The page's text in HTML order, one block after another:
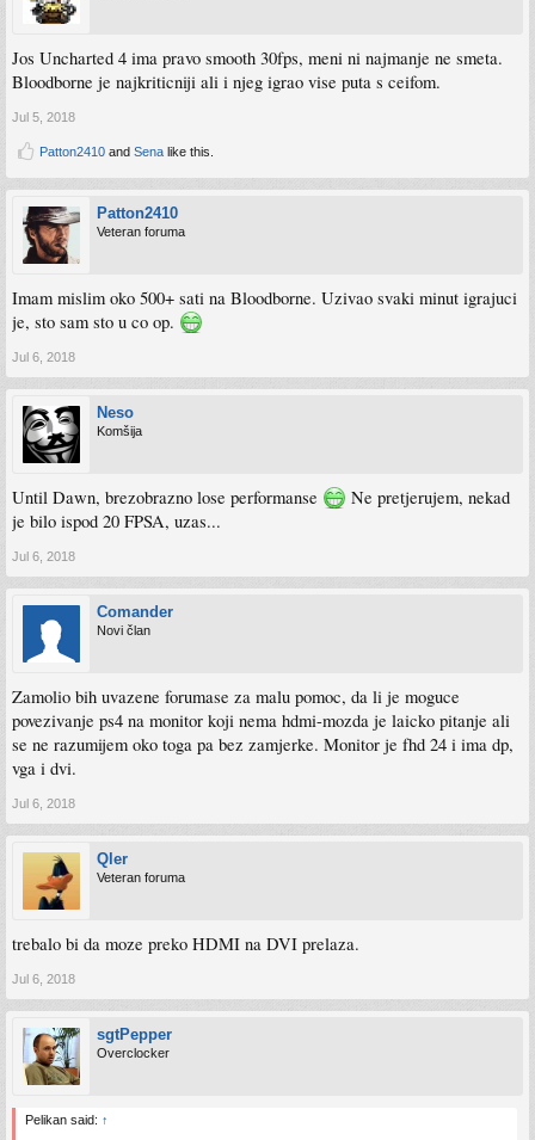
Jos Uncharted 4 ima pravo smooth 30fps, meni ni najmanje ne smeta.
Bloodborne je najkriticniji ali i njeg igrao vise puta s ceifom.
Jul 5, 2018
Patton2410 and Sena like this.
Patton2410
Veteran foruma
Imam mislim oko 500+ sati na Bloodborne. Uzivao svaki minut igrajuci
je, sto sam sto u co op.
Jul 6, 2018
Neso
Komšija
Until Dawn, brezobrazno lose performanse
Ne pretjerujem, nekad
je bilo ispod 20 FPSA, uzas...
Jul 6, 2018
Comander
Novi član
Zamolio bih uvazene forumase za malu pomoc, da li je moguce
povezivanje ps4 na monitor koji nema hdmi-mozda je laicko pitanje ali
se ne razumijem oko toga pa bez zamjerke. Monitor je fhd 24 i ima dp,
vga i dvi.
Jul 6, 2018
Qler
Veteran foruma
trebalo bi da moze preko HDMI na DVI prelaza.
Jul 6, 2018
sgtPepper
Overclocker
Pelikan said: ↑